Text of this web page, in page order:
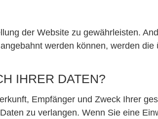
der Website zu gewährleisten.
werden können, werden
IHRER DATEN?
Empfänger und Zweck Ihrer
zu verlangen. Wenn Sie eine